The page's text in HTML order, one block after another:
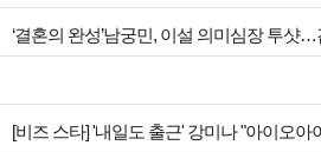
‘결혼의 완성’남궁민, 이설 의미심장 투샷